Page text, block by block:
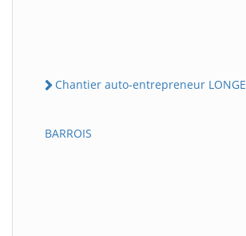
Chantier auto-entrepreneur
BARROIS